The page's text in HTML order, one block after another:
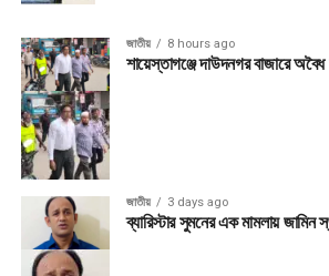
জাতীয় 8 hours ago
শায়েস্তাগঞ্জে দাউদনগর বাজারে
জাতীয় 3 days ago
ব্যারিস্টার সুমনের এক মামলায়